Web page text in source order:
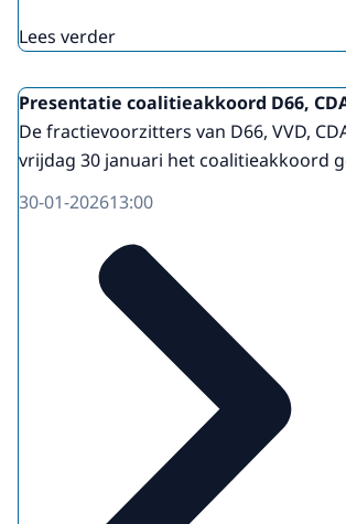
Lees verder
Presentatie coalitieakkoord D66,
De fractievoorzitters van D66, VVD,
vrijdag 30 januari het coalitieakkoord
30-01-202613:00